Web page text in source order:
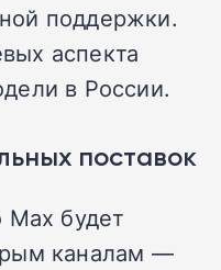
поддержки.
аспекта
в России.
поставок
будет
каналам —